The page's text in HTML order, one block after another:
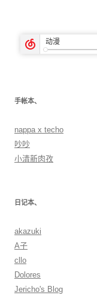
手帐本、
nappa x techo
吵吵
小清新肉孜
日记本、
akazuki
A子
cllo
Dolores
Jericho's Blog